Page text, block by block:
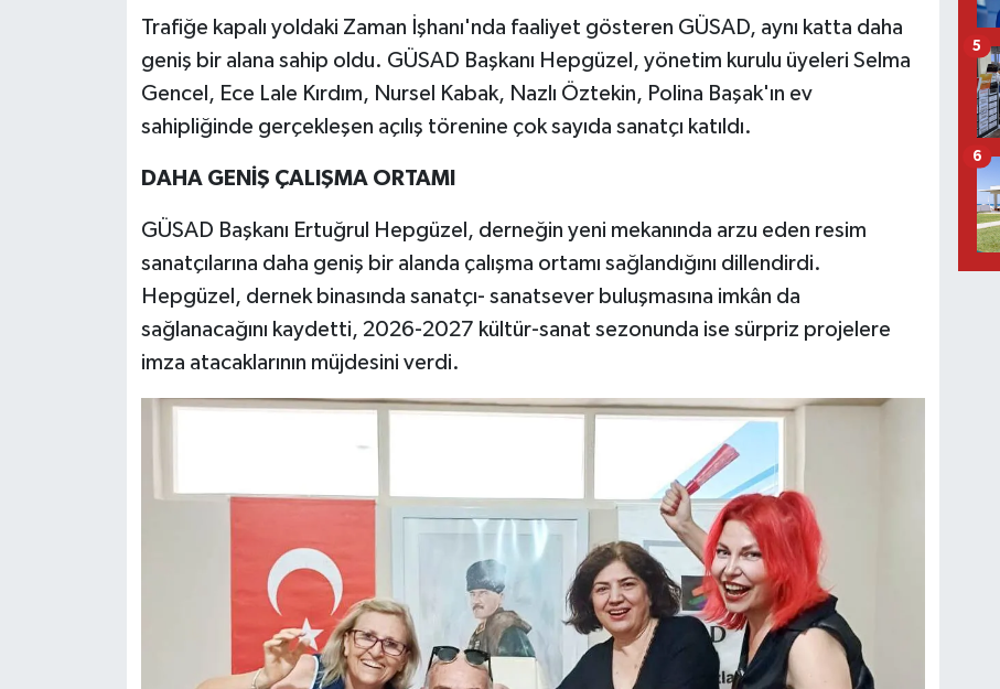
Trafiğe kapalı yoldaki Zaman İşhanı'nda faaliyet gösteren GÜSAD, aynı katta daha
geniş bir alana sahip oldu. GÜSAD Başkanı Hepgüzel, yönetim kurulu üyeleri Selma
Gencel, Ece Lale Kırdım, Nursel Kabak, Nazlı Öztekin, Polina Başak'ın ev
sahipliğinde gerçekleşen açılış törenine çok sayıda sanatçı katıldı.
DAHA GENİŞ ÇALIŞMA ORTAMI
GÜSAD Başkanı Ertuğrul Hepgüzel, derneğin yeni mekanında arzu eden resim
sanatçılarına daha geniş bir alanda çalışma ortamı sağlandığını dillendirdi.
Hepgüzel, dernek binasında sanatçı- sanatsever buluşmasına imkân da
sağlanacağını kaydetti, 2026-2027 kültür-sanat sezonunda ise sürpriz projelere
imza atacaklarının müjdesini verdi.
5
6
RESMİ İLAN
MAGAZİN